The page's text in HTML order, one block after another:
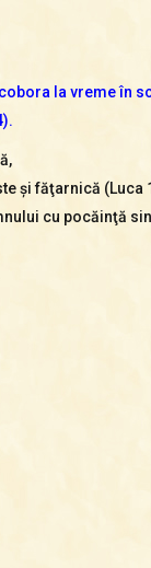
la vreme în
şi făţarnică (Luca
cu pocăinţă